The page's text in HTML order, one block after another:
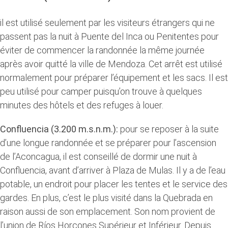
il est utilisé seulement par les visiteurs étrangers qui ne
passent pas la nuit à Puente del Inca ou Penitentes pour
éviter de commencer la randonnée la même journée
après avoir quitté la ville de Mendoza. Cet arrêt est utilisé
normalement pour préparer l’équipement et les sacs. Il est
peu utilisé pour camper puisqu’on trouve à quelques
minutes des hôtels et des refuges à louer.
Confluencia (3.200 m.s.n.m.): pour se reposer à la suite
d’une longue randonnée et se préparer pour l’ascension
de l’Aconcagua, il est conseillé de dormir une nuit à
Confluencia, avant d’arriver à Plaza de Mulas. Il y a de l’eau
potable, un endroit pour placer les tentes et le service des
gardes. En plus, c’est le plus visité dans la Quebrada en
raison aussi de son emplacement. Son nom provient de
l’union de Ríos Horcones Supérieur et Inférieur. Depuis